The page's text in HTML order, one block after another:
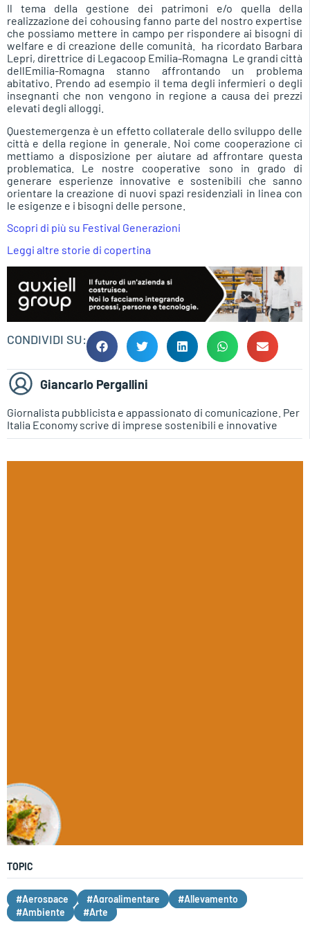
Il tema della gestione dei patrimoni e/o quella della
realizzazione dei cohousing fanno parte del nostro expertise
che possiamo mettere in campo per rispondere ai bisogni di
welfare e di creazione delle comunità.  ha ricordato Barbara
Lepri, direttrice di Legacoop Emilia-Romagna  Le grandi città
dellEmilia-Romagna stanno affrontando un problema
abitativo. Prendo ad esempio il tema degli infermieri o degli
insegnanti che non vengono in regione a causa dei prezzi
elevati degli alloggi.
Questemergenza è un effetto collaterale dello sviluppo delle
città e della regione in generale. Noi come cooperazione ci
mettiamo a disposizione per aiutare ad affrontare questa
problematica. Le nostre cooperative sono in grado di
generare esperienze innovative e sostenibili che sanno
orientare la creazione di nuovi spazi residenziali in linea con
le esigenze e i bisogni delle persone.
Scopri di più su Festival Generazioni
Leggi altre storie di copertina
CONDIVIDI SU:
Giancarlo Pergallini
Giornalista pubblicista e appassionato di comunicazione. Per
Italia Economy scrive di imprese sostenibili e innovative
TOPIC
#Aerospace #Agroalimentare
#Allevamento
#Ambiente
#Arte